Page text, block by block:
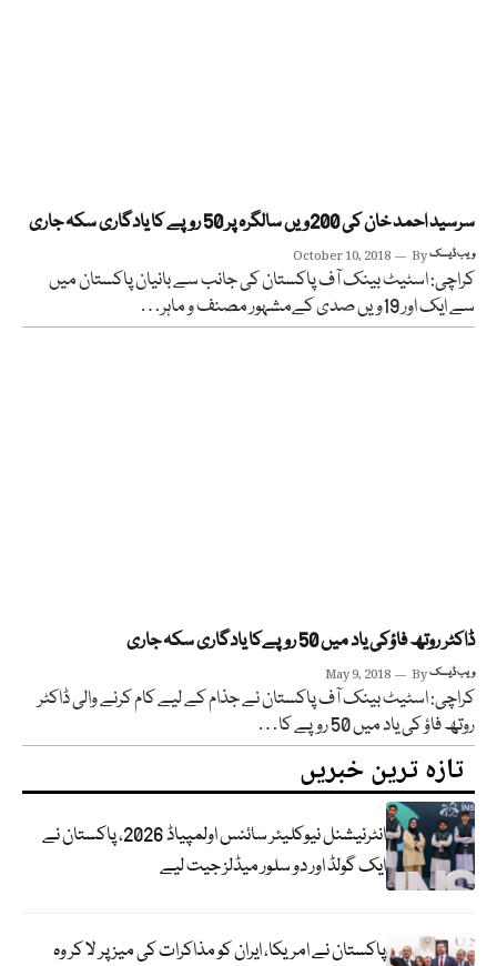
سرسید احمد خان کی 200ویں سالگرہ پر 50 روپے کا یادگاری سکہ جاری
October 10, 2018 Byویب ڈیسک
کراچی: اسٹیٹ بینک آف پاکستان کی جانب سے بانیان پاکستان میں
سے ایک اور 19ویں صدی کےمشہور مصنف و ماہر…
ڈاکٹر روتھ فاؤکی یاد میں 50 روپےکا یادگاری سکہ جاری
May 9, 2018 Byویب ڈیسک
کراچی: اسٹیٹ بینک آف پاکستان نے جذام کے لیے کام کرنے والی ڈاکٹر
روتھ فاؤ کی یاد میں 50 روپے کا…
تازہ ترین خبریں
انٹرنیشنل نیوکلیئر سائنس اولمپیاڈ 2026، پاکستان نے
ایک گولڈ اور دو سلور میڈلز جیت لیے
پاکستان نے امریکا، ایران کو مذاکرات کی میز پر لا کر وہ